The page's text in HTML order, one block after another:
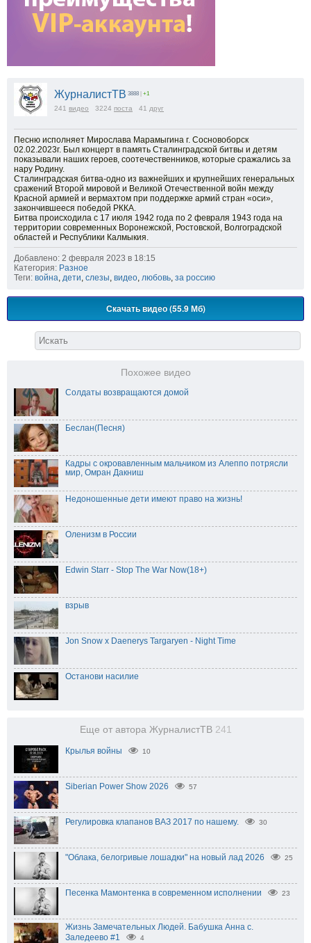
ЖурналистТВ 3888 | +1
241 видео 3224 поста 41 друг
Песню исполняет Мирослава Марамыгина г. Сосновоборск
02.02.2023г. Был концерт в память Сталинградской битвы и детям
показывали наших героев, соотечественников, которые сражались за
нару Родину.
Сталинградская битва-одно из важнейших и крупнейших генеральных
сражений Второй мировой и Великой Отечественной войн между
Красной армией и вермахтом при поддержке армий стран «оси»,
закончившееся победой РККА.
Битва происходила с 17 июля 1942 года по 2 февраля 1943 года на
территории современных Воронежской, Ростовской, Волгоградской
областей и Республики Калмыкия.
Добавлено: 2 февраля 2023 в 18:15
Категория: Разное
Теги: война дети слезы видео любовь за россию
Скачать видео (55.9 Мб)
Похожее видео
Солдаты возвращаются домой
Беслан(Песня)
Кадры с окровавленным мальчиком из Алеппо потрясли
мир, Омран Дакниш
Недоношенные дети имеют право на жизнь!
Оленизм в России
Edwin Starr - Stop The War Now(18+)
взрыв
Jon Snow x Daenerys Targaryen - Night Time
Останови насилие
Еще от автора ЖурналистТВ 241
Крылья войны 10
Siberian Power Show 2026 57
Регулировка клапанов ВАЗ 2017 по нашему. 30
"Облака, белогривые лошадки" на новый лад 2026 25
Песенка Мамонтенка в современном исполнении 23
Жизнь Замечательных Людей. Бабушка Анна с.
Заледеево #1
4